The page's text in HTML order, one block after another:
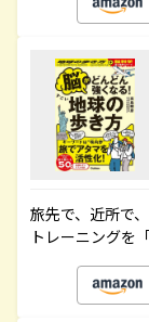
旅先で、近所で
トレーニングを